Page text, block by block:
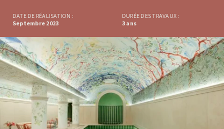
DATE DE RÉALISATION :
Septembre 2023
DURÉE DES TRAVAUX :
3 ans